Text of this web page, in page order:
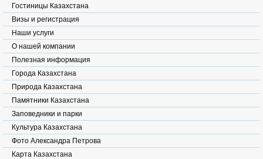
Гостиницы Казахстана
Визы и регистрация
Наши услуги
О нашей компании
Полезная информация
Города Казахстана
Природа Казахстана
Памятники Казахстана
Заповедники и парки
Культура Казахстана
Фото Александра Петрова
Карта Казахстана